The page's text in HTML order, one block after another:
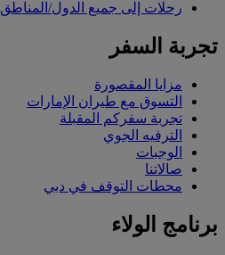
رحلات إلى جميع الدول/المناطق
تجربة السفر
مزايا المقصورة
التسوق مع طيران الإمارات
تجربة سفركم المقبلة
الترفيه الجوي
الوجبات
صالاتنا
محطات التوقف في دبي
برنامج الولاء